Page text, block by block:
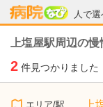
人で
病院な
上塩屋駅周辺の
2 件見つかりました
エリア/駅 上